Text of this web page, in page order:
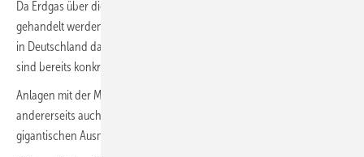
Da Erdgas über die beschriebene Technik der Verflüssigung weltweit
gehandelt werden kann, soll zukünftig die Versorgungssicherheit auch
in Deutschland dadurch erhöht werden. Pläne für die LNG Anlandung
sind bereits konkret.
Anlagen mit der Möglichkeit Gas einerseits anliefern zu lassen und
andererseits auch wieder von dort zu verteilen lohnen eben nur im
gigantischen Ausmaß.